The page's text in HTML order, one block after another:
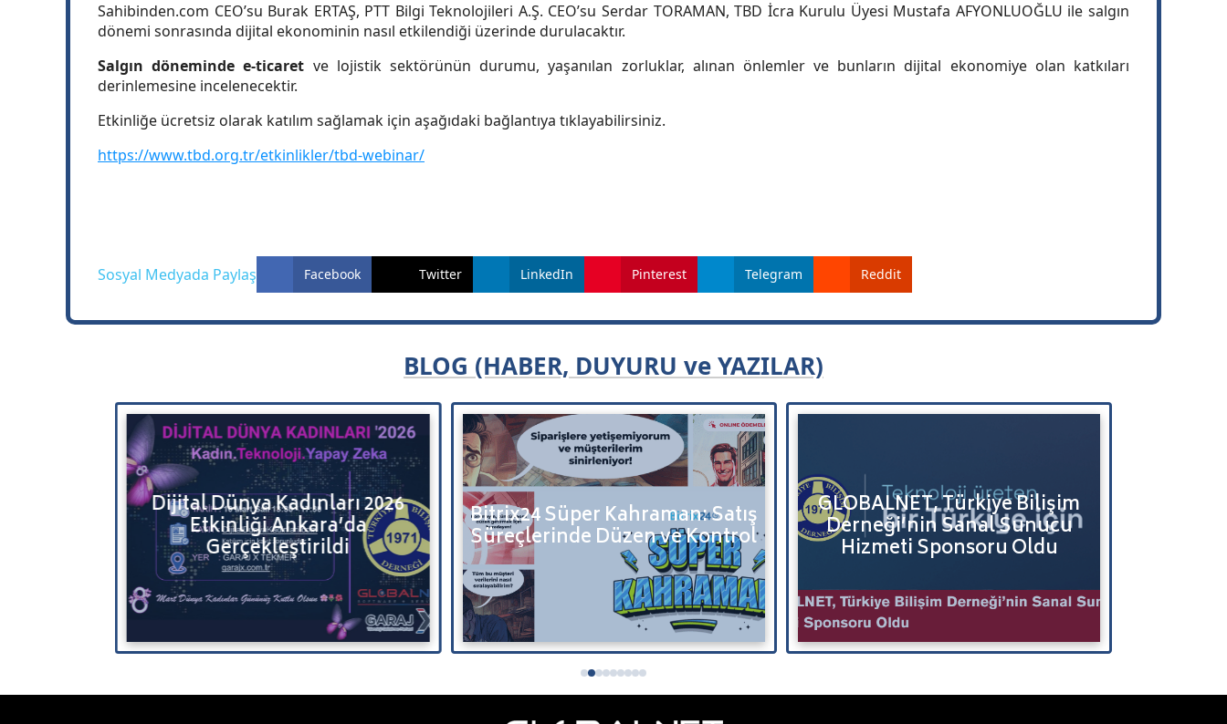
Sahibinden.com CEO’su Burak ERTAŞ, PTT Bilgi Teknolojileri A.Ş. CEO’su Serdar TORAMAN, TBD İcra Kurulu Üyesi Mustafa AFYONLUOĞLU ile salgın
dönemi sonrasında dijital ekonominin nasıl etkilendiği üzerinde durulacaktır.
Salgın döneminde e-ticaret ve lojistik sektörünün durumu, yaşanılan zorluklar, alınan önlemler ve bunların dijital ekonomiye olan katkıları
derinlemesine incelenecektir.
Etkinliğe ücretsiz olarak katılım sağlamak için aşağıdaki bağlantıya tıklayabilirsiniz.
https://www.tbd.org.tr/etkinlikler/tbd-webinar/
Sosyal Medyada Paylaş Facebook Twitter LinkedIn Pinterest Telegram Reddit
BLOG (HABER, DUYURU ve YAZILAR)
Dijital Dünya Kadınları 2026
Etkinliği Ankara’da
Gerçekleştirildi
Bitrix24 Süper Kahraman: Satış
Süreçlerinde Düzen ve Kontrol
GLOBALNET, Türkiye Bilişim
Derneği’nin Sanal Sunucu
Hizmeti Sponsoru Oldu